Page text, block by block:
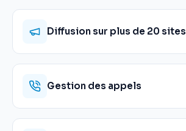
Diffusion sur plus de 20 sites
Gestion des appels